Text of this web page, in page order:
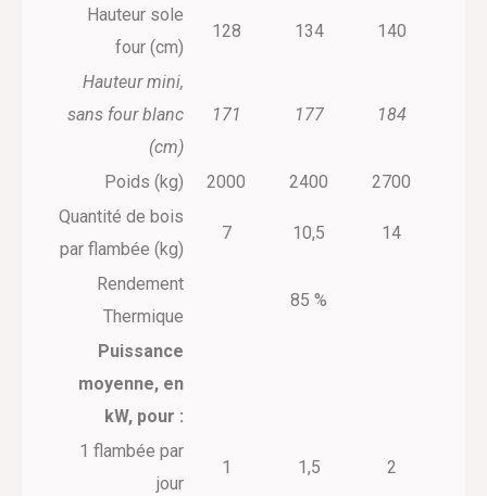
Hauteur sole
four (cm)
128 134 140
Hauteur mini,
sans four blanc
(cm)
171 177 184
Poids (kg) 2000 2400
2700
Quantité de bois
par flambée (kg)
7 10,5 14
Rendement
Thermique
85 %
Puissance
moyenne, en
kW, pour :
1 flambée par
jour
1 1,5 2